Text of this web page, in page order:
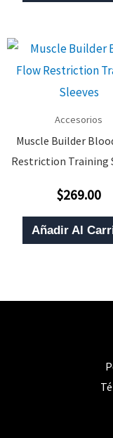
Accesorios
Muscle Builder
Restriction Training
Valorado
0
De
5
$269.00
Añadir Al